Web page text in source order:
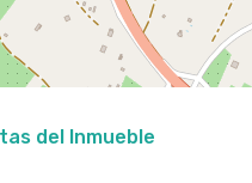
del Inmueble